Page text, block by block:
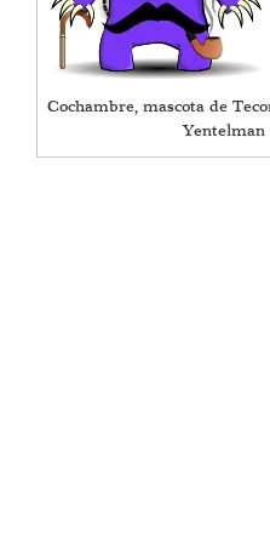
Cochambre, mascota de
Yentelman